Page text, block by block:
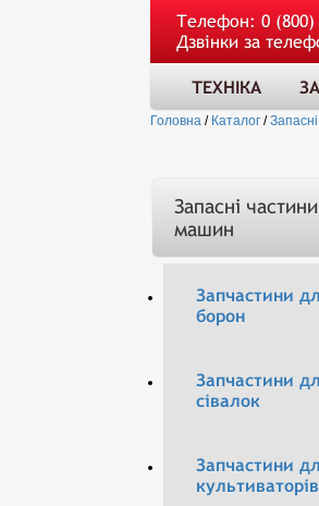
Телефон: 0 (800)
Дзвінки за
ТЕХНІКА
Головна / Каталог /
Запасні
машин
Запчастини
борон
Запчастини
сівалок
Запчастини
культиваторів